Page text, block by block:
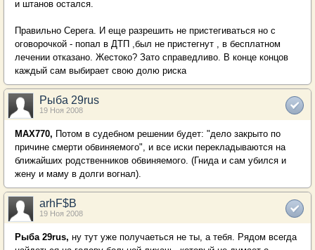
и штанов остался.
Правильно Серега. И еще разрешить не пристегиваться но с
оговорочкой - попал в ДТП ,был не пристегнут , в бесплатном
лечении отказано. Жестоко? Зато справедливо. В конце концов
каждый сам выбирает свою долю риска
Рыба 29rus
19 Ноя 2008
MAX770, Потом в судебном решении будет: "дело закрыто по
причине смерти обвиняемого", и все иски перекладываются на
ближайших родственников обвиняемого. (Гнида и сам убился и
жену и маму в долги вогнал).
arhF$B
19 Ноя 2008
Рыба 29rus, ну тут уже получаеться не ты, а тебя. Рядом всегда